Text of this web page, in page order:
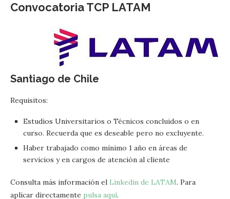
Convocatoria TCP LATAM
Santiago de Chile
Requisitos:
Estudios Universitarios o Técnicos concluidos o en
curso. Recuerda que es deseable pero no excluyente.
Haber trabajado como mínimo 1 año en áreas de
servicios y en cargos de atención al cliente
Consulta más información el Linkedin de LATAM. Para
aplicar directamente pulsa aquí.